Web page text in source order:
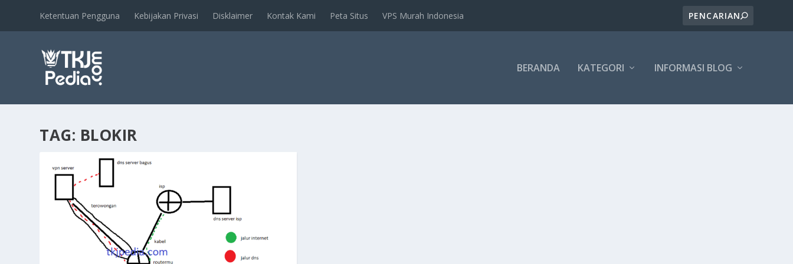
Ketentuan Pengguna Kebijakan Privasi Disklaimer Kontak Kami Peta Situs VPS Murah Indonesia
BERANDA KATEGORI INFORMASI BLOG
TAG: BLOKIR